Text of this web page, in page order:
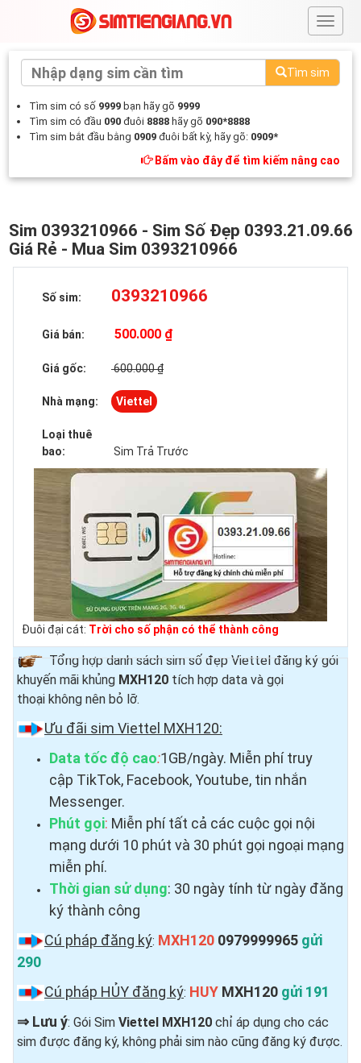
#
Tìm sim
Tìm sim có số 9999 bạn hãy gõ 9999
Tìm sim có đầu 090 đuôi 8888 hãy gõ 090*8888
Tìm sim bắt đầu bằng 0909 đuôi bất kỳ, hãy gõ: 0909*
Bấm vào đây để tìm kiếm nâng cao
Sim 0393210966 - Sim Số Đẹp 0393.21.09.66
Giá Rẻ - Mua Sim 0393210966
Số sim: 0393210966
Giá bán: 500.000 ₫
Giá gốc: 600.000 ₫
Nhà mạng: Viettel
Loại thuê
bao:
Sim Trả Trước
Đuôi đại cát: Trời cho số phận có thể thành công
Tổng hợp danh sách sim số đẹp Viettel đăng ký gói
khuyến mãi khủng MXH120 tích hợp data và gọi
thoại không nên bỏ lỡ.
Ưu đãi sim Viettel MXH120:
Data tốc độ cao:1GB/ngày. Miễn phí truy
cập TikTok, Facebook, Youtube, tin nhắn
Messenger.
Phút gọi: Miễn phí tất cả các cuộc gọi nội
mạng dưới 10 phút và 30 phút gọi ngoại mạng
miễn phí.
Thời gian sử dụng: 30 ngày tính từ ngày đăng
ký thành công
Cú pháp đăng ký: MXH120 0979999965 gửi
290
Cú pháp HỦY đăng ký: HUY MXH120 gửi 191
⇒ Lưu ý: Gói Sim Viettel MXH120 chỉ áp dụng cho các
sim được đăng ký, không phải sim nào cũng đăng ký được.